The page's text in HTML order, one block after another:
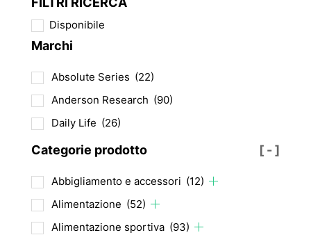
possono
essere
scelte
pagina
del
prodotto
Disponibile
Marchi
Absolute Series (22)
Anderson Research (90)
Daily Life (26)
Categorie prodotto [ - ]
Abbigliamento e accessori (12)
Alimentazione (52)
Alimentazione sportiva (93)